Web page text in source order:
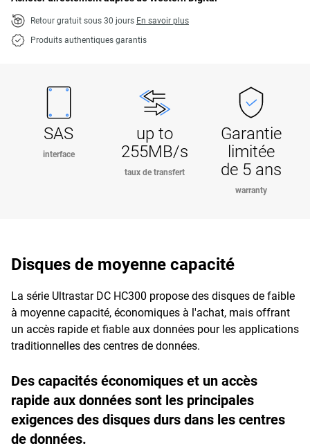
Retour gratuit sous 30 jours En savoir plus
Produits authentiques garantis
SAS
interface
up to
255MB/s
taux de transfert
Garantie
limitée
de 5 ans
warranty
Disques de moyenne capacité
La série Ultrastar DC HC300 propose des disques de faible
à moyenne capacité, économiques à l'achat, mais offrant
un accès rapide et fiable aux données pour les applications
traditionnelles des centres de données.
Des capacités économiques et un accès
rapide aux données sont les principales
exigences des disques durs dans les centres
de données.